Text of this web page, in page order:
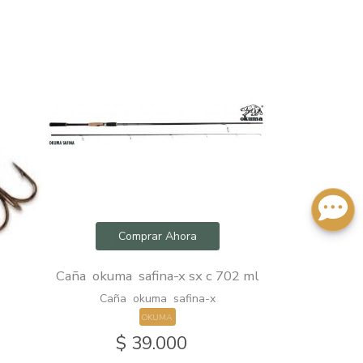
Comprar Ahora
Caña okuma safina-x sx c 702 ml
Caña okuma safina-x
OKUMA
$ 39.000